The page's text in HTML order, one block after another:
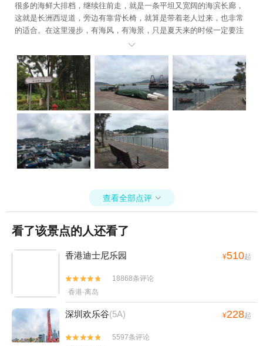
很多的海鲜大排档，继续往前走，就是一条平坦又宽阔的海滨长廊，
这就是长洲西堤道，旁边有靠背长椅，就算是带着老人过来，也非常
的适合。在这里漫步，有海风，有海景，只是夏天来的时候一定要注

查看全部点评 
看了该景点的人还看了
香港迪士尼乐园 ¥510起


18868条评论
香港·离岛
深圳欢乐谷(5A) ¥228起


5597条评论